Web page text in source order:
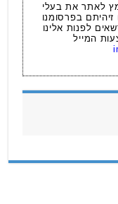
לאתר את בעלי
זיהיתם בפרסומנו
לפנות אלינו
המייל